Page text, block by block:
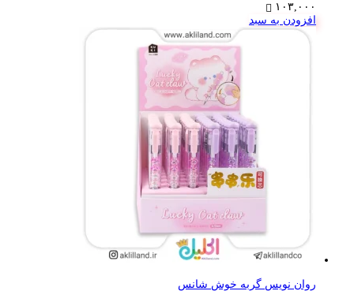
۱۰۳,۰۰۰
افزودن به سبد
روان نویس گربه خوش شانس